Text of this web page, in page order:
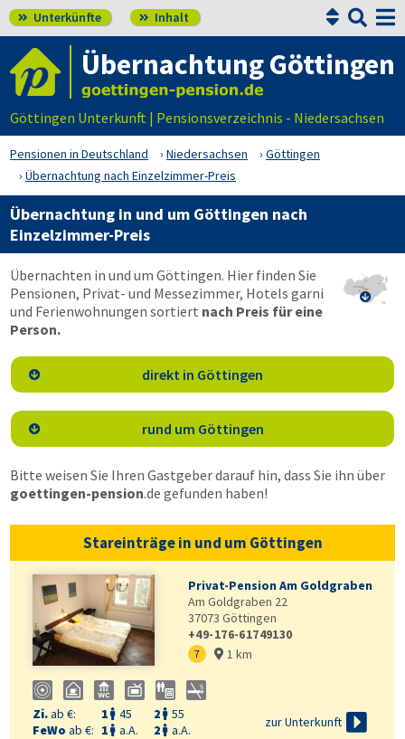
 Unterkünfte  Inhalt 

Übernachtung Göttingen
Göttingen Unterkunft | Pensionsverzeichnis - Niedersachsen
Pensionen in Deutschland Niedersachsen
Göttingen
Übernachtung nach Einzelzimmer-Preis
Übernachtung in und um Göttingen nach
Einzelzimmer-Preis

Übernachten in und um Göttingen. Hier finden Sie
Pensionen, Privat- und Messezimmer, Hotels garni
und Ferienwohnungen sortiert nach Preis für eine
Person.
 direkt in Göttingen
 rund um Göttingen
Bitte weisen Sie Ihren Gastgeber darauf hin, dass Sie ihn über
goettingen-pension.de gefunden haben!
Stareinträge in und um Göttingen
Privat-Pension Am Goldgraben
Am Goldgraben 22
37073 Göttingen
+49-176-61749130
7  1 km
Zi.ab €: 1  45 2  55
FeWo ab €: 1  a.A. 2  a.A.
zur Unterkunft 